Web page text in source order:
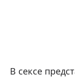
В сексе